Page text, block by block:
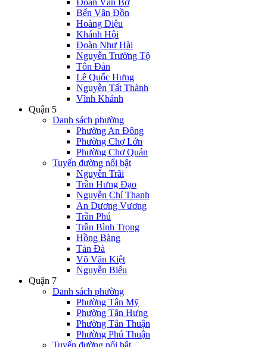
Đoàn Văn Bơ
Bến Vân Đồn
Hoàng Diệu
Khánh Hội
Đoàn Như Hài
Nguyễn Trường Tộ
Tôn Đản
Lê Quốc Hưng
Nguyễn Tất Thành
Vĩnh Khánh
Quận 5
Danh sách phường
Phường An Đông
Phường Chợ Lớn
Phường Chợ Quán
Tuyến đường nổi bật
Nguyễn Trãi
Trần Hưng Đạo
Nguyễn Chí Thanh
An Dương Vương
Trần Phú
Trần Bình Trọng
Hồng Bàng
Tản Đà
Võ Văn Kiệt
Nguyễn Biểu
Quận 7
Danh sách phường
Phường Tân Mỹ
Phường Tân Hưng
Phường Tân Thuận
Phường Phú Thuận
Tuyến đường nổi bật